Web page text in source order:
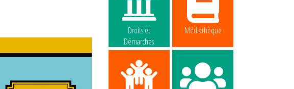
Droits et
Démarches
Médiathèque